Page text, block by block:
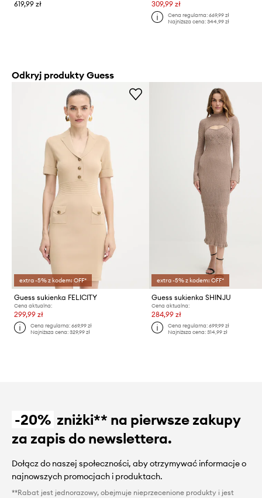
619,99 zł 309,99 zł
Cena regularna: 669,99 zł
Najniższa cena: 344,99 zł
Odkryj produkty Guess
extra -5% z kodem: OFF*
Guess sukienka FELICITY
Cena aktualna:
299,99 zł
Cena regularna:669,99 zł
Najniższa cena:329,99 zł
extra -5% z kodem: OFF*
Guess sukienka SHINJU
Cena aktualna:
284,99 zł
Cena regularna: 699,99 zł
Najniższa cena: 314,99 zł
-20% zniżki** na pierwsze zakupy
za zapis do newslettera.
Dołącz do naszej społeczności, aby otrzymywać informacje o
najnowszych promocjach i produktach.
**Rabat jest jednorazowy, obejmuje nieprzecenione produkty i jest